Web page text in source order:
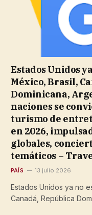
Estados Unidos
México, Brasil,
Dominicana,
naciones se
turismo de
en 2026,
globales,
temáticos –
PAÍS 13 julio 2026
Estados Unidos ya no
Canadá, República